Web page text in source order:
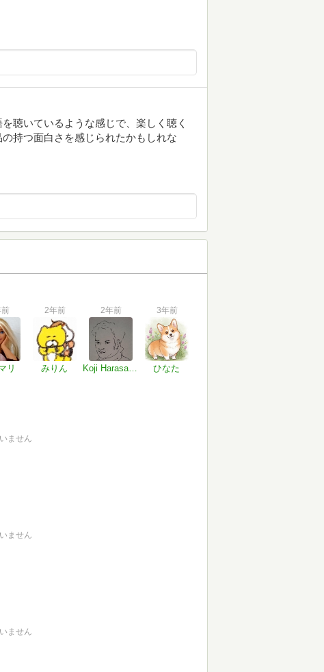
聴いているような感じで、楽しく聴く
持つ面白さを感じられたかもしれな
リ
2年前
みりん
2年前
Koji Harasawa
3年前
ひなた
ません
ません
ません